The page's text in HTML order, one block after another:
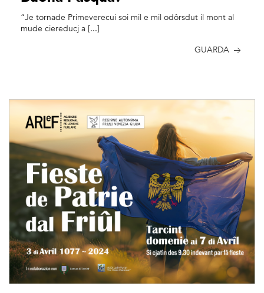
“Je tornade Primeverecui soi mil e mil odôrsdut il mont al
mude ciereducj a [...]
GUARDA